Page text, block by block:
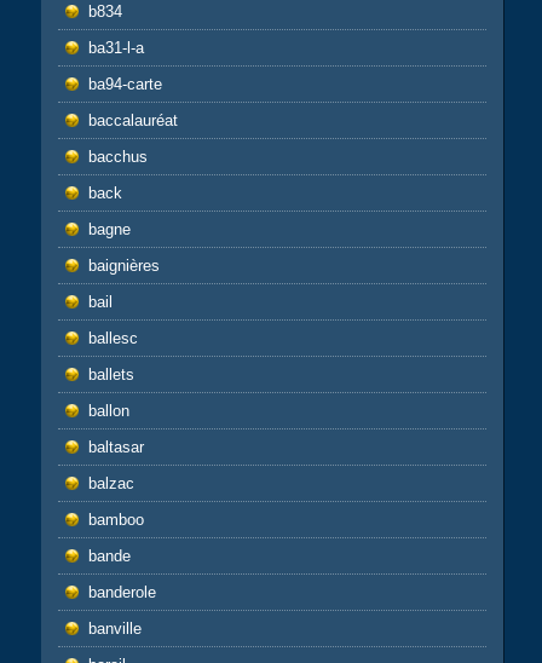
b834
ba31-l-a
ba94-carte
baccalauréat
bacchus
back
bagne
baignières
bail
ballesc
ballets
ballon
baltasar
balzac
bamboo
bande
banderole
banville